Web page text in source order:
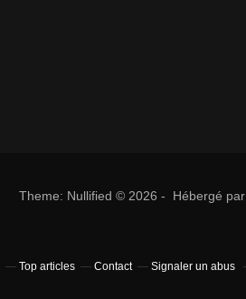
Theme: Nullified © 2026 - Hébergé par
Top articles Contact Signaler un abus